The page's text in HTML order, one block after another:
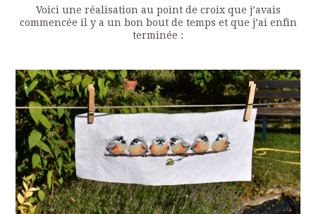
Voici une réalisation au point de croix que j’avais
commencée il y a un bon bout de temps et que j’ai enfin
terminée :